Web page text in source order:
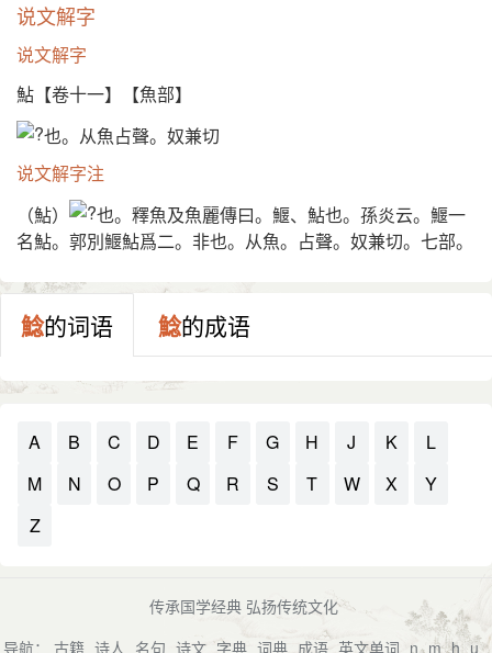
说文解字
说文解字
鮎【卷十一】【魚部】
也。从魚占聲。奴兼切
说文解字注
（鮎）
也。釋魚及魚麗傳曰。鰋、鮎也。孫炎云。鰋一
名鮎。郭別鰋鮎爲二。非也。从魚。占聲。奴兼切。七部。
鯰的词语 鯰的成语
A B C D E F G H J K
L
M
N O P Q R S T W X
Y
Z
传承国学经典 弘扬传统文化
导航： 古籍 诗人 名句 诗文 字典 词典 成语 英文单词 n m h u